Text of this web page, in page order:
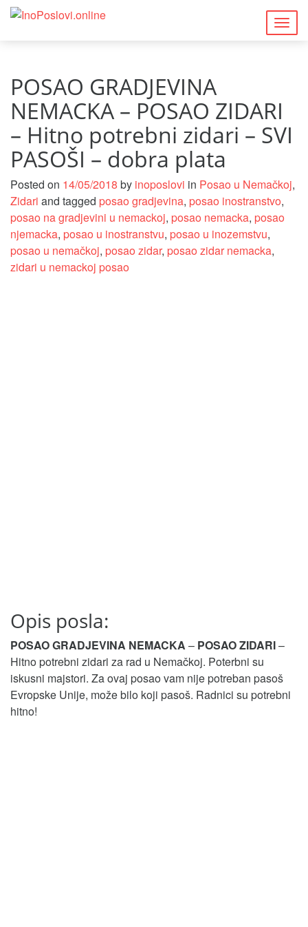
POSAO GRADJEVINA
NEMACKA – POSAO ZIDARI
– Hitno potrebni zidari – SVI
PASOŠI – dobra plata
Posted on 14/05/2018 by inoposlovi in Posao u Nemačkoj,
Zidari and tagged posao gradjevina, posao inostranstvo,
posao na gradjevini u nemackoj, posao nemacka, posao
njemacka, posao u inostranstvu, posao u inozemstvu,
posao u nemačkoj, posao zidar, posao zidar nemacka,
zidari u nemackoj posao
Opis posla:
POSAO GRADJEVINA NEMACKA – POSAO ZIDARI–
Hitno potrebni zidari za rad u Nemačkoj. Poterbni su
iskusni majstori. Za ovaj posao vam nije potreban pasoš
Evropske Unije, može bilo koji pasoš. Radnici su potrebni
hitno!